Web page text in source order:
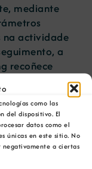
como las
del dispositivo. El
datos como el
únicas en este sitio. No
a ciertas
mediante
na actividade
a
recoñece
a
de
e a
valora a
co